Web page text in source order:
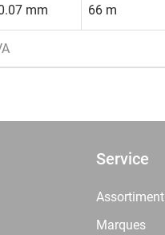
mm 66 m
Service
Assortiment
Marques